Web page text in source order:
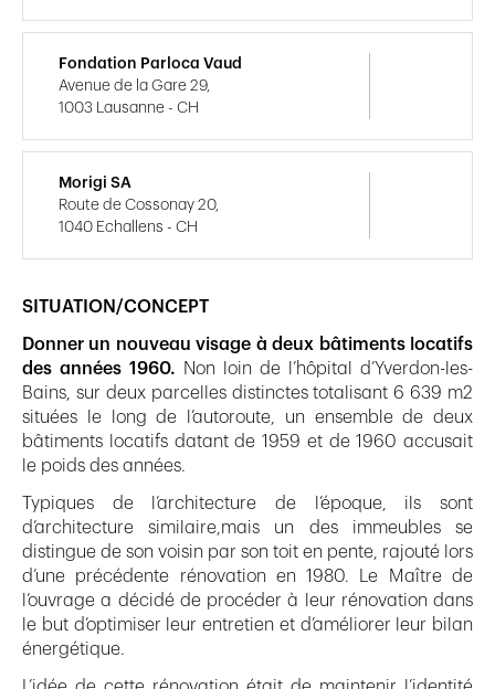
SITUATION/CONCEPT
Donner un nouveau visage à deux bâtiments locatifs
des années 1960. Non loin de l’hôpital d’Yverdon-les-
Bains, sur deux parcelles distinctes totalisant 6 639 m2
situées le long de l’autoroute, un ensemble de deux
bâtiments locatifs datant de 1959 et de 1960 accusait
le poids des années.
Typiques de l’architecture de l’époque, ils sont
d’architecture similaire,mais un des immeubles se
distingue de son voisin par son toit en pente, rajouté lors
d’une précédente rénovation en 1980. Le Maître de
l’ouvrage a décidé de procéder à leur rénovation dans
le but d’optimiser leur entretien et d’améliorer leur bilan
énergétique.
Fondation Parloca Vaud
Avenue de la Gare 29,
1003 Lausanne - CH
Morigi SA
Route de Cossonay 20,
1040 Echallens - CH